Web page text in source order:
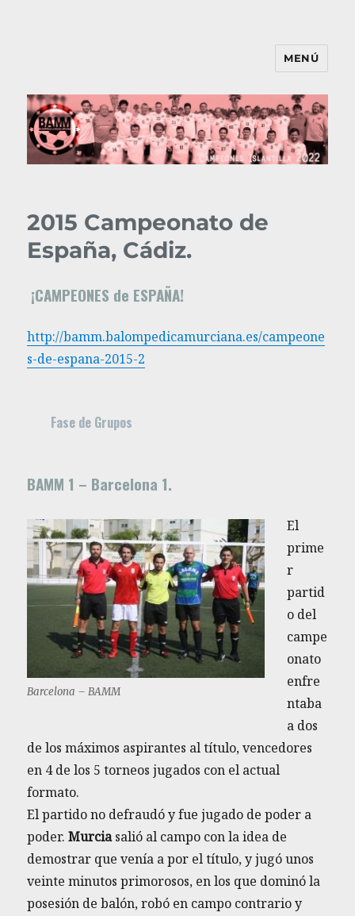
MENÚ
2015 Campeonato de
España, Cádiz.
¡CAMPEONES de ESPAÑA!
http://bamm.balompedicamurciana.es/campeone
s-de-espana-2015-2
Fase de Grupos
BAMM 1 – Barcelona 1.
Barcelona – BAMM
El
prime
r
partid
o del
campe
onato
enfre
ntaba
a dos
de los máximos aspirantes al título, vencedores
en 4 de los 5 torneos jugados con el actual
formato.
El partido no defraudó y fue jugado de poder a
poder.Murciasalió al campo con la idea de
demostrar que venía a por el título, y jugó unos
veinte minutos primorosos, en los que dominó la
posesión de balón, robó en campo contrario y